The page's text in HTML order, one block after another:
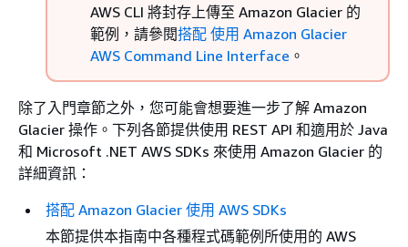
AWS CLI 將封存上傳至 Amazon Glacier 的
範例，請參閱搭配 使用 Amazon Glacier
AWS Command Line Interface 。
除了入門章節之外，您可能會想要進一步了解 Amazon
Glacier 操作。下列各節提供使用 REST API 和適用於 Java
和 Microsoft .NET AWS SDKs 來使用 Amazon Glacier 的
詳細資訊：
搭配 Amazon Glacier 使用 AWS SDKs
本節提供本指南中各種程式碼範例所使用的 AWS